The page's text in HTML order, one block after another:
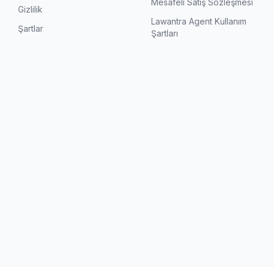
Gizlilik
Şartlar
Mesafeli Satış Sözleşmesi
Lawantra Agent Kullanım
Şartları